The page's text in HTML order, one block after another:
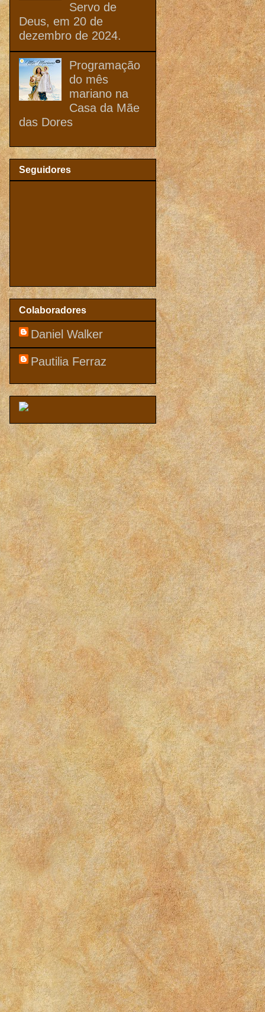
Servo de
Deus, em 20 de
dezembro de 2024.
Programação
do mês
mariano na
Casa da Mãe
das Dores
Seguidores
Colaboradores
Daniel Walker
Pautilia Ferraz